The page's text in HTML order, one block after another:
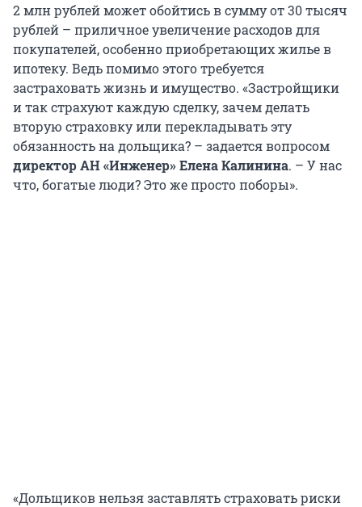
2 млн рублей может обойтись в сумму от 30 тысяч
рублей – приличное увеличение расходов для
покупателей, особенно приобретающих жилье в
ипотеку. Ведь помимо этого требуется
застраховать жизнь и имущество. «Застройщики
и так страхуют каждую сделку, зачем делать
вторую страховку или перекладывать эту
обязанность на дольщика? – задается вопросом
директор АН «Инженер» Елена Калинина. – У нас
что, богатые люди? Это же просто поборы».
«Дольщиков нельзя заставлять страховать риски